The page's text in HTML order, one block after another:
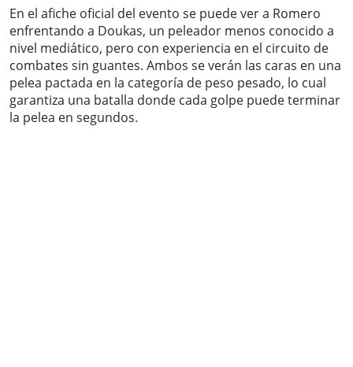
En el afiche oficial del evento se puede ver a Romero
enfrentando a Doukas, un peleador menos conocido a
nivel mediático, pero con experiencia en el circuito de
combates sin guantes. Ambos se verán las caras en una
pelea pactada en la categoría de peso pesado, lo cual
garantiza una batalla donde cada golpe puede terminar
la pelea en segundos.